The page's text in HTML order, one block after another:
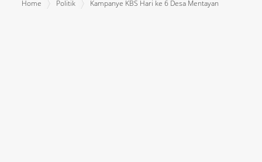
Home Politik Kampanye KBS Hari ke 6 Desa Mentayan